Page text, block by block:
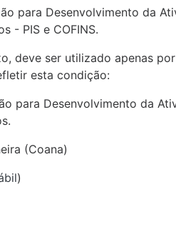
para Desenvolvimento da
- PIS e COFINS.
deve ser utilizado apenas
esta condição:
para Desenvolvimento da
(Coana)
)